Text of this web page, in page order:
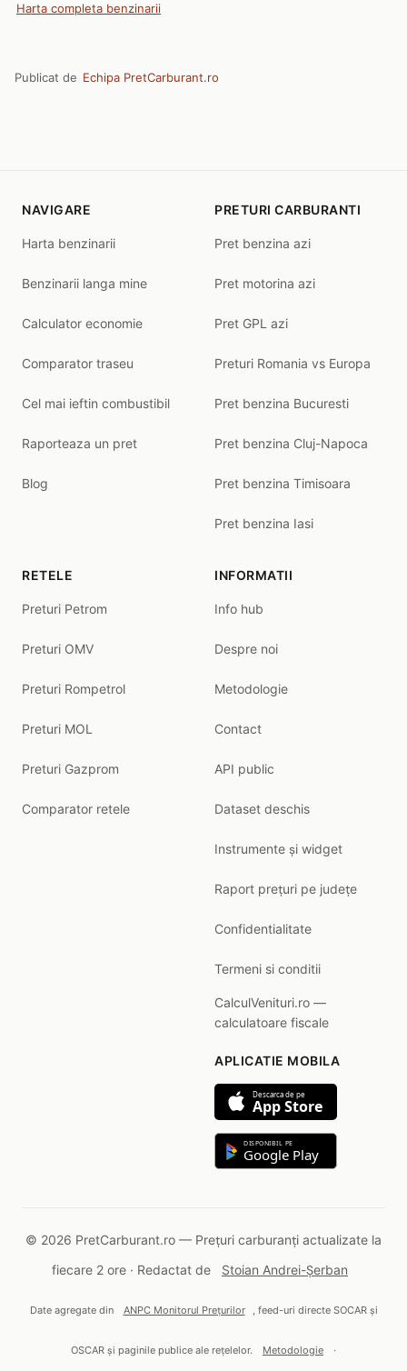
Harta completa benzinarii
Publicat de Echipa PretCarburant.ro
NAVIGARE
Harta benzinarii
Benzinarii langa mine
Calculator economie
Comparator traseu
Cel mai ieftin combustibil
Raporteaza un pret
Blog
PRETURI CARBURANTI
Pret benzina azi
Pret motorina azi
Pret GPL azi
Preturi Romania vs Europa
Pret benzina Bucuresti
Pret benzina Cluj-Napoca
Pret benzina Timisoara
Pret benzina Iasi
RETELE
Preturi Petrom
Preturi OMV
Preturi Rompetrol
Preturi MOL
Preturi Gazprom
Comparator retele
INFORMATII
Info hub
Despre noi
Metodologie
Contact
API public
Dataset deschis
Instrumente și widget
Raport prețuri pe județe
Confidentialitate
Termeni si conditii
CalculVenituri.ro —
calculatoare fiscale
APLICATIE MOBILA
Descarca de pe
App Store
DISPONIBIL PE
Google Play
© 2026 PretCarburant.ro — Prețuri carburanți actualizate la
fiecare 2 ore · Redactat de
Stoian Andrei-Șerban
Date agregate din ANPC Monitorul Prețurilor , feed-uri directe SOCAR și
OSCAR și paginile publice ale rețelelor. Metodologie ·